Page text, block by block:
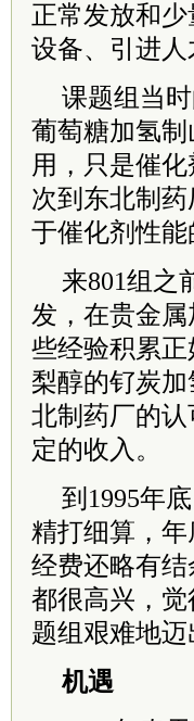
正常发放和
设备、引进人
课题组当
葡萄糖加氢
用，只是催
次到东北制
于催化剂性
来801组之
发，在贵金
些经验积累
梨醇的钌炭
北制药厂的
定的收入。
到1995年
精打细算，
经费还略有
都很高兴，
题组艰难地迈
机遇